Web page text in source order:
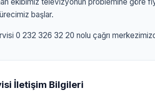
ekibimiz televizyonun problemine göre
başlar.
0 232 326 32 20 nolu çağrı
İletişim Bilgileri